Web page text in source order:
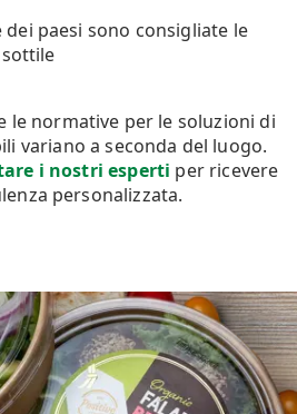
paesi sono consigliate le
le normative per le soluzioni di
variano a seconda del luogo.
i nostri esperti per ricevere
personalizzata.